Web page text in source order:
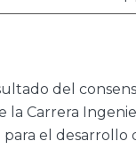
del
la Carrera
el desarrollo